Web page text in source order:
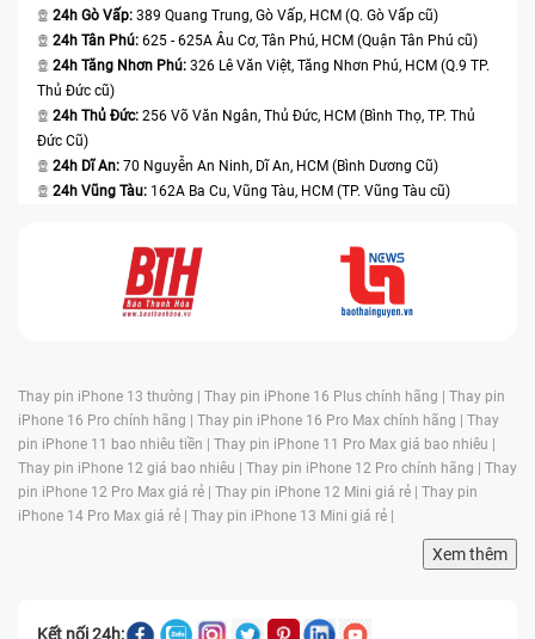
24h Gò Vấp: 389 Quang Trung, Gò Vấp, HCM (Q. Gò Vấp cũ)
24h Tân Phú: 625 - 625A Âu Cơ, Tân Phú, HCM (Quận Tân Phú cũ)
24h Tăng Nhơn Phú: 326 Lê Văn Việt, Tăng Nhơn Phú, HCM (Q.9 TP.
Thủ Đức cũ)
24h Thủ Đức: 256 Võ Văn Ngân, Thủ Đức, HCM (Bình Thọ, TP. Thủ
Đức Cũ)
24h Dĩ An: 70 Nguyễn An Ninh, Dĩ An, HCM (Bình Dương Cũ)
24h Vũng Tàu: 162A Ba Cu, Vũng Tàu, HCM (TP. Vũng Tàu cũ)
Thay pin iPhone 13 thường | Thay pin iPhone 16 Plus chính hãng | Thay pin
iPhone 16 Pro chính hãng | Thay pin iPhone 16 Pro Max chính hãng | Thay
pin iPhone 11 bao nhiêu tiền | Thay pin iPhone 11 Pro Max giá bao nhiêu |
Thay pin iPhone 12 giá bao nhiêu | Thay pin iPhone 12 Pro chính hãng | Thay
pin iPhone 12 Pro Max giá rẻ | Thay pin iPhone 12 Mini giá rẻ | Thay pin
iPhone 14 Pro Max giá rẻ | Thay pin iPhone 13 Mini giá rẻ |
Xem thêm
Kết nối 24h: